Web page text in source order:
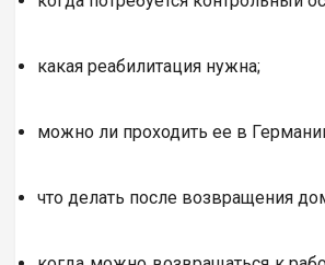
какая реабилитация нужна;
можно ли проходить ее в
что делать после возвращения